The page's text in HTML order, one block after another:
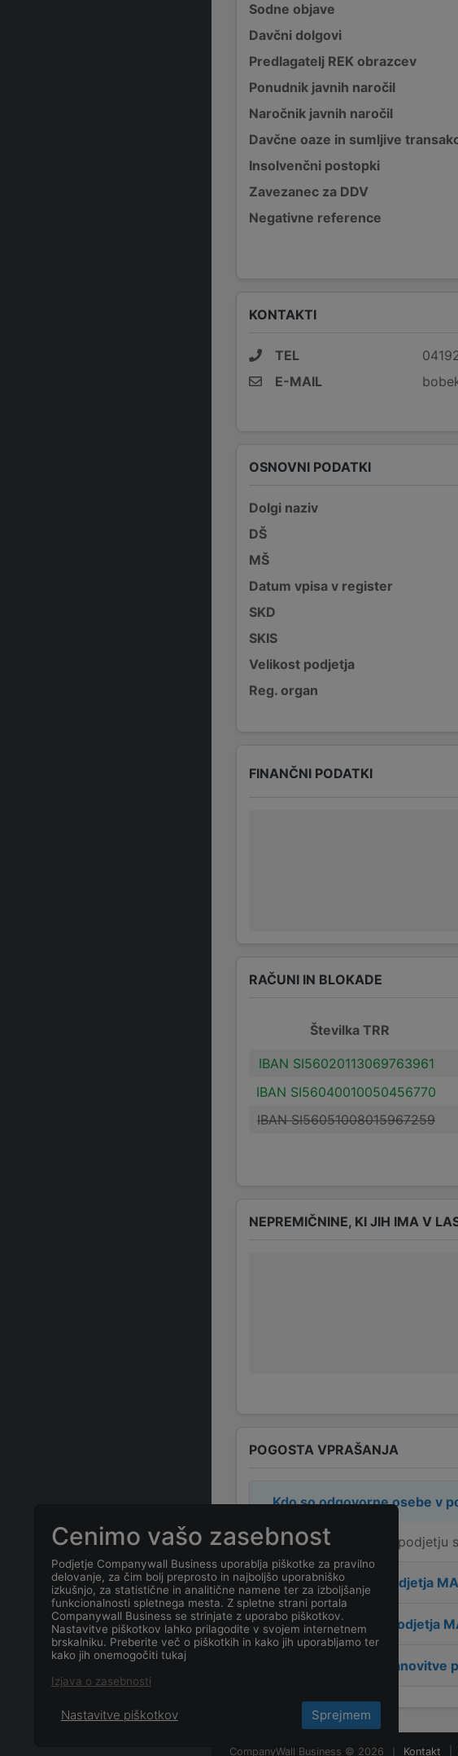
Sodne objave
Davčni dolgovi
Predlagatelj REK obrazcev
Ponudnik javnih naročil
Naročnik javnih naročil
Davčne oaze in sumljive
Insolvenčni postopki
Zavezanec za DDV
Negativne reference
KONTAKTI
TEL
E-MAIL
OSNOVNI PODATKI
Dolgi naziv
DŠ
MŠ
Datum vpisa v register
SKD
SKIS
Velikost podjetja
Reg. organ
FINANČNI PODATKI
RAČUNI IN BLOKADE
Številka TRR
IBAN SI56020113069763961
IBAN SI56040010050456770
IBAN SI56051008015967259
NEPREMIČNINE, KI JIH IMA V
POGOSTA VPRAŠANJA
Kdo so odgovorne osebe v
Odgovorne osebe v podjetju
Kakšen je naslov podjetja
Kakšen je kontakt podjetja
Kateri je datum ustanovitve
CompanyWall Business © 2026 Kontakt
Cenimo vašo zasebnost
Podjetje Companywall Business uporablja piškotke za pravilno
delovanje, za čim bolj preprosto in najboljšo uporabniško
izkušnjo, za statistične in analitične namene ter za izboljšanje
funkcionalnosti spletnega mesta. Z spletne strani portala
Companywall Business se strinjate z uporabo piškotkov.
Nastavitve piškotkov lahko prilagodite v svojem internetnem
brskalniku. Preberite več o piškotkih in kako jih uporabljamo ter
kako jih onemogočiti tukaj
Izjava o zasebnosti
Nastavitve piškotkov Sprejmem